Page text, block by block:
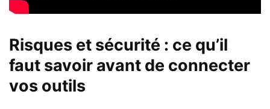
Risques et sécurité : ce qu’il
faut savoir avant de connecter
vos outils